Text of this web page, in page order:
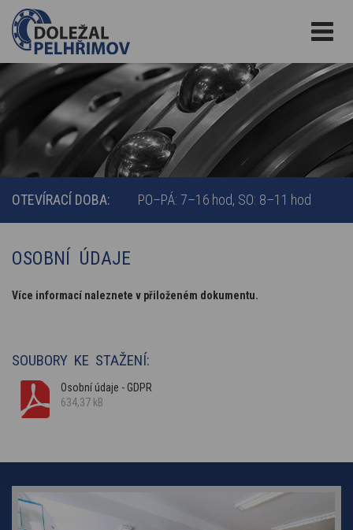
OTEVÍRACÍ DOBA: PO–PÁ: 7–16 hod SO: 8–11 hod
OSOBNÍ ÚDAJE
Více informací naleznete v přiloženém dokumentu.
SOUBORY KE STAŽENÍ:
Osobní údaje - GDPR
634,37 kB